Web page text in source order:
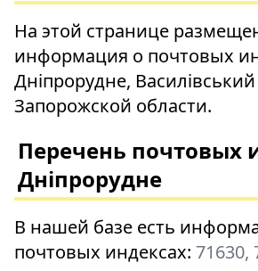
На этой странице
информация о почтовых
Дніпрорудне,
Запорожской области.
Перечень почтовых
Дніпрорудне
В нашей базе есть
почтовых индексах: 71630,